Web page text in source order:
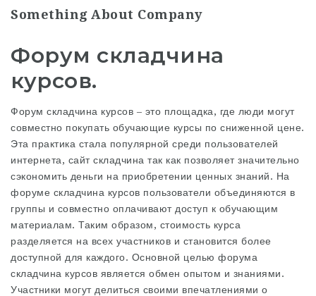
Something About Company
Форум складчина
курсов.
Форум складчина курсов – это площадка, где люди могут
совместно покупать обучающие курсы по сниженной цене.
Эта практика стала популярной среди пользователей
интернета, сайт складчина так как позволяет значительно
сэкономить деньги на приобретении ценных знаний. На
форуме складчина курсов пользователи объединяются в
группы и совместно оплачивают доступ к обучающим
материалам. Таким образом, стоимость курса
разделяется на всех участников и становится более
доступной для каждого. Основной целью форума
складчина курсов является обмен опытом и знаниями.
Участники могут делиться своими впечатлениями о